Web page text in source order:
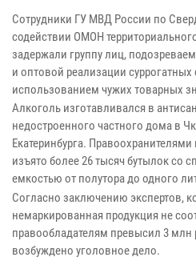
Сотрудники ГУ МВД России по
содействии ОМОН
задержали группу лиц,
и оптовой реализации
использованием чужих товарных
Алкоголь изготавливался в
недостроенного частного дома в
Екатеринбурга.
изъято более 26 тысяч бутылок со
емкостью от полутора до одного
Согласно заключению экспертов,
немаркированная продукция не
правообладателям превысил 3 млн
возбуждено уголовное дело.